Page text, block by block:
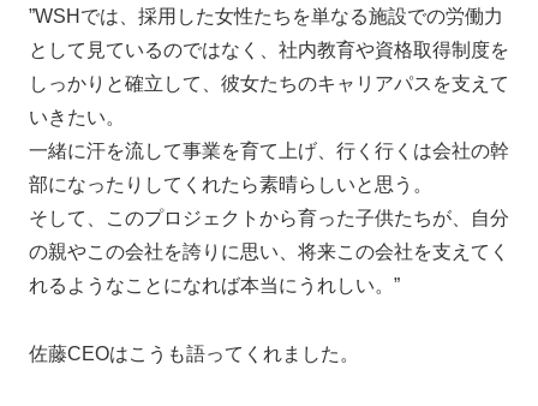
”WSHでは、採用した女性たちを単なる施設での労働力
として見ているのではなく、社内教育や資格取得制度を
しっかりと確立して、彼女たちのキャリアパスを支えて
いきたい。
一緒に汗を流して事業を育て上げ、行く行くは会社の幹
部になったりしてくれたら素晴らしいと思う。
そして、このプロジェクトから育った子供たちが、自分
の親やこの会社を誇りに思い、将来この会社を支えてく
れるようなことになれば本当にうれしい。”
佐藤CEOはこうも語ってくれました。